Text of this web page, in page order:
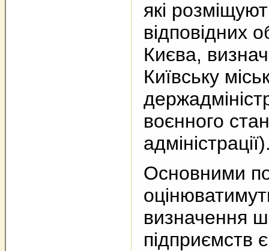
які
відповідних
Києва,
Київську
воєнного
Основними
визначення
підприємств